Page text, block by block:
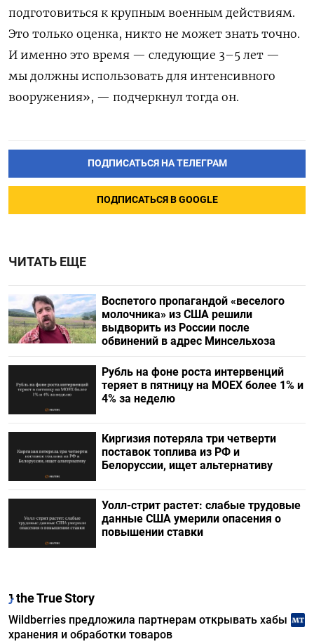
подготовиться к крупным военным действиям.
Это только оценка, никто не может знать точно.
И именно это время — следующие 3–5 лет —
мы должны использовать для интенсивного
вооружения», — подчеркнул тогда он.
ПОДПИСАТЬСЯ НА ТЕЛЕГРАМ
ПОДПИСАТЬСЯ В GOOGLE
ЧИТАТЬ ЕЩЕ
Воспетого пропагандой «веселого
молочника» из США решили
выдворить из России после
обвинений в адрес Минсельхоза
Рубль на фоне роста интервенций
теряет в пятницу на МОЕХ более 1% и
4% за неделю
Киргизия потеряла три четверти
поставок топлива из РФ и
Белоруссии, ищет альтернативу
Уолл-стрит растет: слабые трудовые
данные США умерили опасения о
повышении ставки